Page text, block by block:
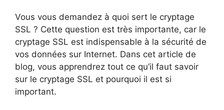
Vous vous demandez à quoi sert le cryptage
SSL ? Cette question est très importante, car le
cryptage SSL est indispensable à la sécurité de
vos données sur Internet. Dans cet article de
blog, vous apprendrez tout ce qu’il faut savoir
sur le cryptage SSL et pourquoi il est si
important.